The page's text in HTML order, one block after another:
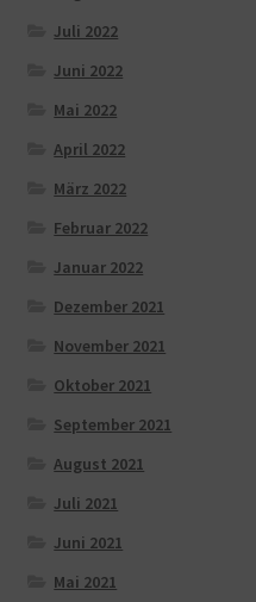
Juli 2022
Juni 2022
Mai 2022
April 2022
März 2022
Februar 2022
Januar 2022
Dezember 2021
November 2021
Oktober 2021
September 2021
August 2021
Juli 2021
Juni 2021
Mai 2021